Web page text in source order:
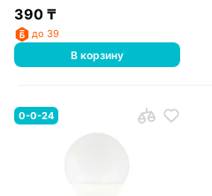
390₸
до 39
В корзину
0-0-24